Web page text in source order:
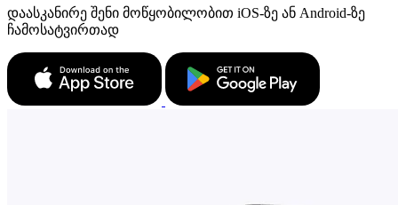
დაასკანირე შენი მოწყობილობით iOS-ზე ან Android-ზე
ჩამოსატვირთად